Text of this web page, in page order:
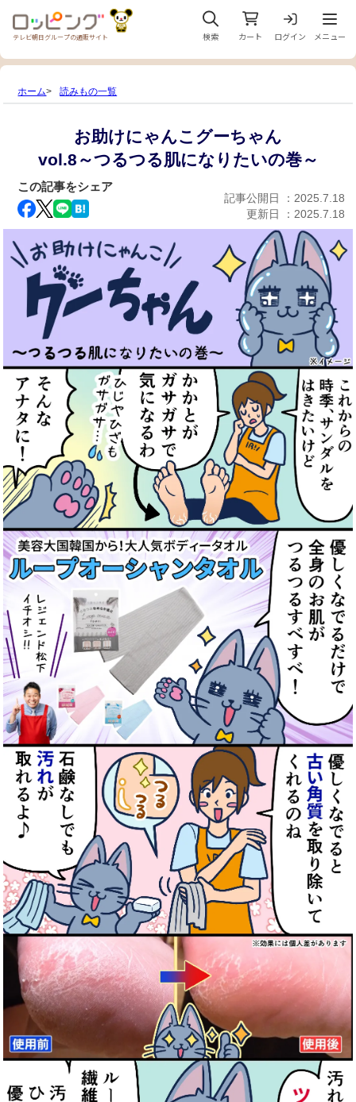
テレビ朝日グループの通販サイト 検索 カート ログイン
メニ
メニュー
ホーム 読みもの一覧
お助けにゃんこグーちゃん
vol.8～つるつる肌になりたいの巻～
この記事をシェア
記事公開日 ： 2025.7.18
更新日 ： 2025.7.18